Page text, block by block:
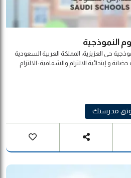
النموذجية
حى العزيزية، المملكة العربية السعودية
و إبتدائية الالتزام والشفافية: الالتزام
والمساءلة: الالتزام بالشراكة المجتمعية
والعدالة: تكافؤ الفرص التعليمية للجميع .
مدرستك